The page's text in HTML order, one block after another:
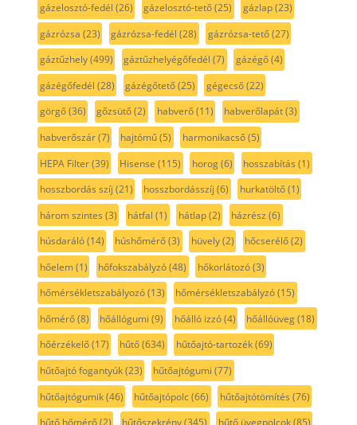
gázelosztó-fedél (26) gázelosztó-tető(25) gázlap(23)
gázrózsa (23) gázrózsa-fedél (28) gázrózsa-tető(27)
gáztűzhely(499) gáztűzhelyégőfedél (7) gázégő(4)
gázégőfedél (28) gázégőtető(25) gégecső(22)
görgő(36) gőzsütő(2) habverő(11) habverőlapát(3)
habverőszár(7) hajtómű(5) harmonikacső(5)
HEPA Filter(39) Hisense (115) horog(6) hosszabítás (1)
hosszbordás szíj (21) hosszbordásszíj (6) hurkatöltő(1)
három szintes (3) hátfal (1) hátlap(2) házrész (6)
húsdaráló(14) húshőmérő(3) hüvely(2) hőcserélő(2)
hőelem(1) hőfokszabályzó(48) hőkorlátozó(3)
hőmérsékletszabályozó(13) hőmérsékletszabályzó(15)
hőmérő(8) hőállógumi (9) hőálló izzó(4) hőállóüveg(18)
hőérzékelő(17) hűtő(634) hűtőajtó-tartozék(69)
hűtőajtó fogantyúk(23) hűtőajtógumi (77)
hűtőajtógumik(46) hűtőajtópolc(66) hűtőajtótömítés (76)